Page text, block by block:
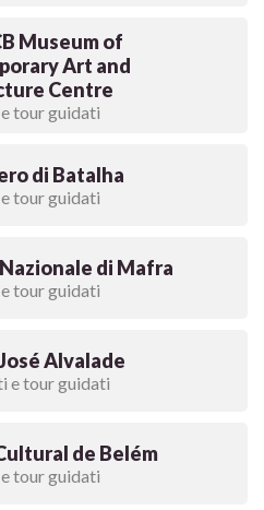
Museum of
Art and
Centre
tour guidati
di Batalha
tour guidati
di Mafra
tour guidati
Alvalade
e tour guidati
de Belém
tour guidati